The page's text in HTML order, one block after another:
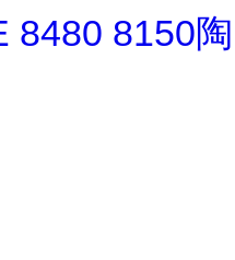
8480 8150陶